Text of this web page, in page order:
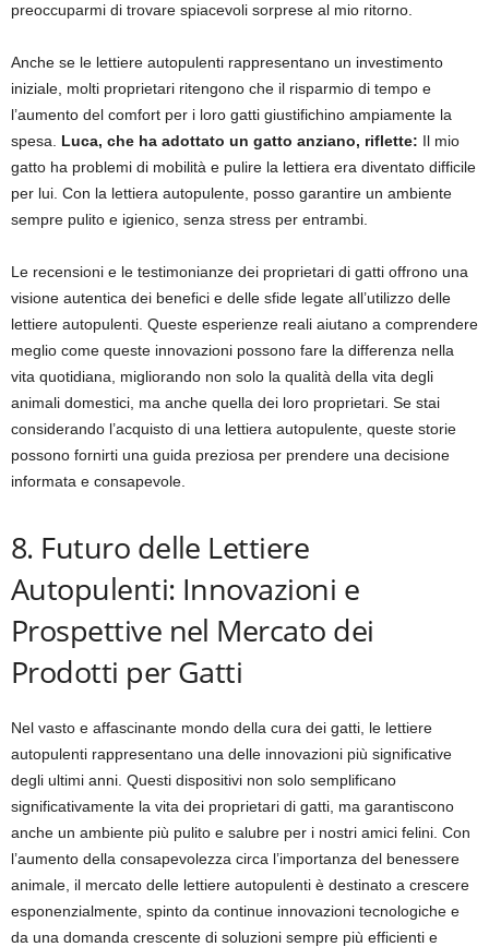
preoccuparmi di trovare spiacevoli sorprese al mio ritorno.
Anche se le lettiere autopulenti rappresentano un investimento
iniziale, molti proprietari ritengono che il risparmio di tempo e
l’aumento del comfort per i loro gatti giustifichino ampiamente la
spesa. Luca, che ha adottato un gatto anziano, riflette: Il mio
gatto ha problemi di mobilità e pulire la lettiera era diventato difficile
per lui. Con la lettiera autopulente, posso garantire un ambiente
sempre pulito e igienico, senza stress per entrambi.
Le recensioni e le testimonianze dei proprietari di gatti offrono una
visione autentica dei benefici e delle sfide legate all’utilizzo delle
lettiere autopulenti. Queste esperienze reali aiutano a comprendere
meglio come queste innovazioni possono fare la differenza nella
vita quotidiana, migliorando non solo la qualità della vita degli
animali domestici, ma anche quella dei loro proprietari. Se stai
considerando l’acquisto di una lettiera autopulente, queste storie
possono fornirti una guida preziosa per prendere una decisione
informata e consapevole.
8. Futuro delle Lettiere
Autopulenti: Innovazioni e
Prospettive nel Mercato dei
Prodotti per Gatti
Nel vasto e affascinante mondo della cura dei gatti, le lettiere
autopulenti rappresentano una delle innovazioni più significative
degli ultimi anni. Questi dispositivi non solo semplificano
significativamente la vita dei proprietari di gatti, ma garantiscono
anche un ambiente più pulito e salubre per i nostri amici felini. Con
l’aumento della consapevolezza circa l’importanza del benessere
animale, il mercato delle lettiere autopulenti è destinato a crescere
esponenzialmente, spinto da continue innovazioni tecnologiche e
da una domanda crescente di soluzioni sempre più efficienti e